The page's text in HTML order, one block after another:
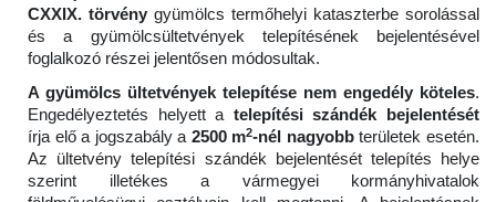
CXXIX. törvény gyümölcs termőhelyi kataszterbe sorolással
és a gyümölcsültetvények telepítésének bejelentésével
foglalkozó részei jelentősen módosultak.
A gyümölcs ültetvények telepítése nem engedély köteles.
Engedélyeztetés helyett a telepítési szándék bejelentését
írja elő a jogszabály a 2500 m2-nél nagyobbterületek esetén.
Az ültetvény telepítési szándék bejelentését telepítés helye
szerint illetékes a vármegyei kormányhivatalok